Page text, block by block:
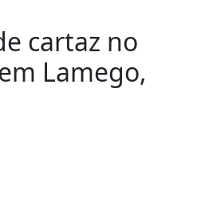
cartaz no
Lamego,